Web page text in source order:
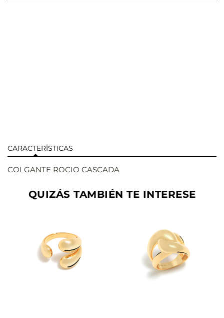
CARACTERÍSTICAS
COLGANTE ROCIO CASCADA
QUIZÁS TAMBIÉN TE INTERESE
VER AÑADIR VER AÑADIR